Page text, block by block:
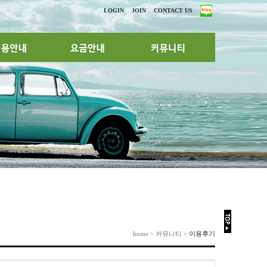
LOGIN JOIN CONTACT US
home > 커뮤니티 > 이용후기